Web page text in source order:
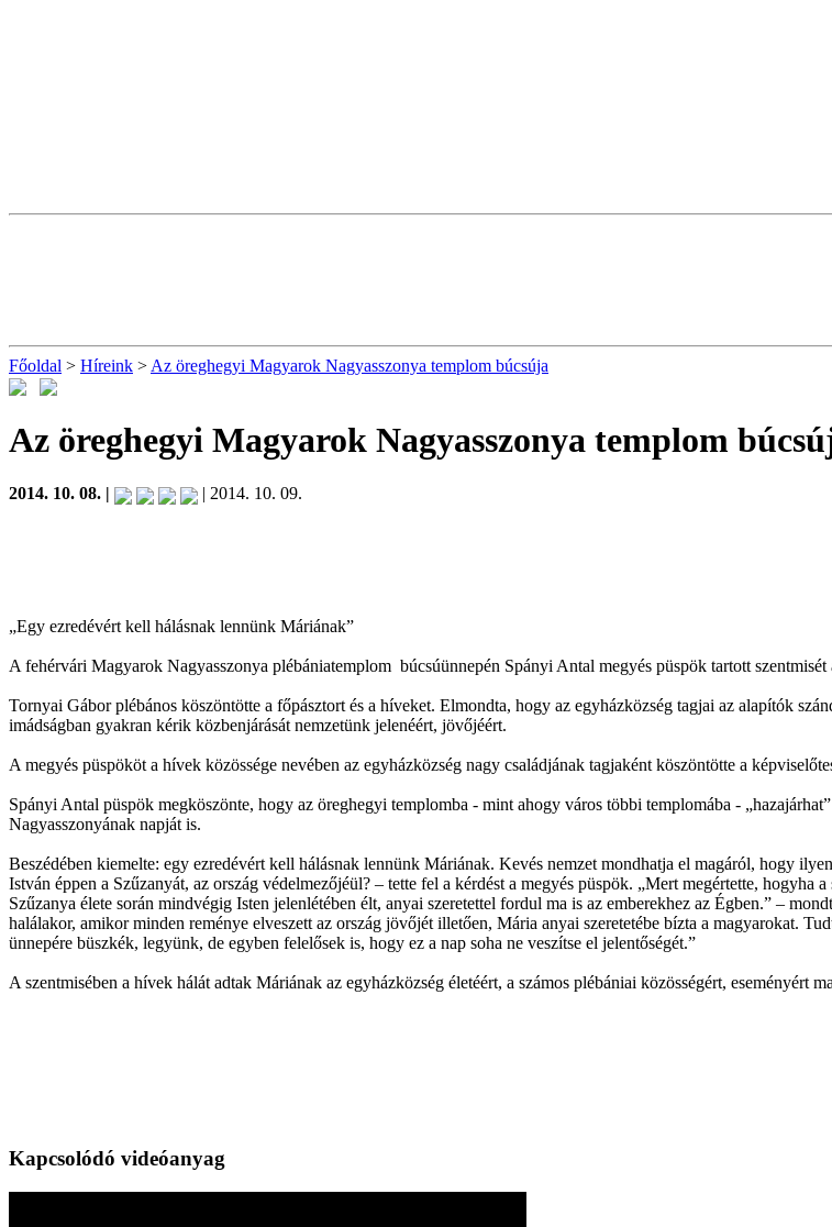
Főoldal > Híreink > Az öreghegyi Magyarok Nagyasszonya templom búcsúja
Az öreghegyi Magyarok Nagyasszonya templom
2014. 10. 08. | | 2014. 10. 09.
„Egy ezredévért kell hálásnak lennünk Máriának”
A fehérvári Magyarok Nagyasszonya plébániatemplom búcsúünnepén Spányi Antal megyés püspök tartott szentmisét
Tornyai Gábor plébános köszöntötte a főpásztort és a híveket. Elmondta, hogy az egyházközség tagjai az alapítók
imádságban gyakran kérik közbenjárását nemzetünk jelenéért, jövőjéért.
A megyés püspököt a hívek közössége nevében az egyházközség nagy családjának tagjaként köszöntötte a
Spányi Antal püspök megköszönte, hogy az öreghegyi templomba - mint ahogy város többi templomába -
Nagyasszonyának napját is.
Beszédében kiemelte: egy ezredévért kell hálásnak lennünk Máriának. Kevés nemzet mondhatja el magáról, hogy
István éppen a Szűzanyát, az ország védelmezőjéül? – tette fel a kérdést a megyés püspök. „Mert megértette,
Szűzanya élete során mindvégig Isten jelenlétében élt, anyai szeretettel fordul ma is az emberekhez az Égben.” –
halálakor, amikor minden reménye elveszett az ország jövőjét illetően, Mária anyai szeretetébe bízta a magyarokat.
ünnepére büszkék, legyünk, de egyben felelősek is, hogy ez a nap soha ne veszítse el jelentőségét.”
A szentmisében a hívek hálát adtak Máriának az egyházközség életéért, a számos plébániai közösségért, eseményért
Kapcsolódó videóanyag